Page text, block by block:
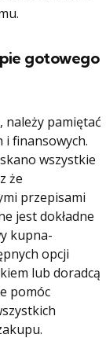
gotowego
należy pamiętać
i finansowych.
wszystkie
że
przepisami
jest dokładne
kupna-
opcji
lub doradcą
pomóc